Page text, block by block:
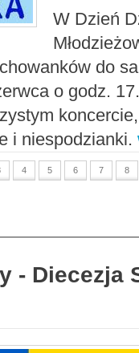
W Dzień
do
o godz.
i niespodzianki.
4 5 6 7 8
- Diecezja